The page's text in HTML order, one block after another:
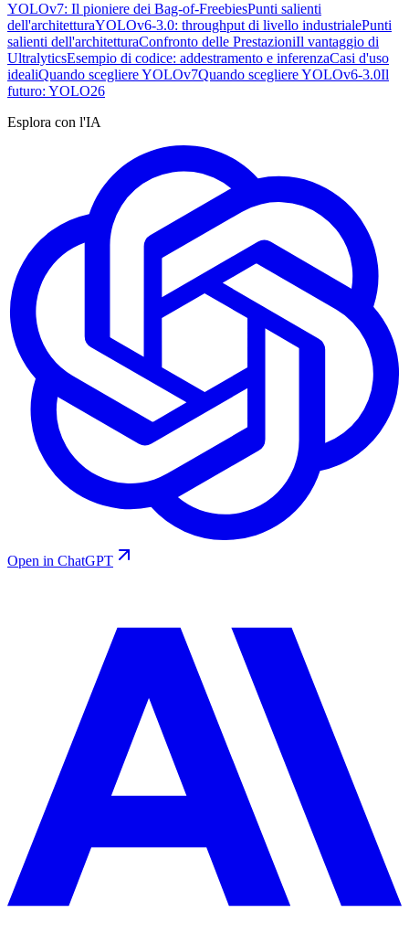
YOLOv7: Il pioniere dei Bag-of-FreebiesPunti salienti
dell'architetturaYOLOv6-3.0: throughput di livello industrialePunti
salienti dell'architetturaConfronto delle PrestazioniIl vantaggio di
UltralyticsEsempio di codice: addestramento e inferenzaCasi d'uso
idealiQuando scegliere YOLOv7Quando scegliere YOLOv6-3.0Il
futuro: YOLO26
Esplora con l'IA
Open in ChatGPT